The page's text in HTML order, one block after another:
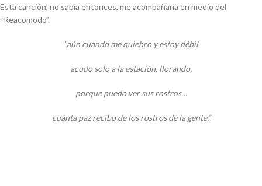
Esta canción, no sabía entonces, me acompañaría en medio del
“Reacomodo”.
“aún cuando me quiebro y estoy débil
acudo solo a la estación, llorando,
porque puedo ver sus rostros…
cuánta paz recibo de los rostros de la gente.”